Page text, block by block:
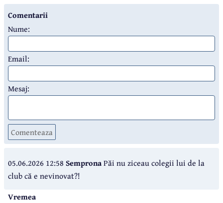
Comentarii
Nume:
Email:
Mesaj:
Comenteaza
05.06.2026 12:58 SempronaPăi nu ziceau colegii lui de la
club că e nevinovat?!
Vremea